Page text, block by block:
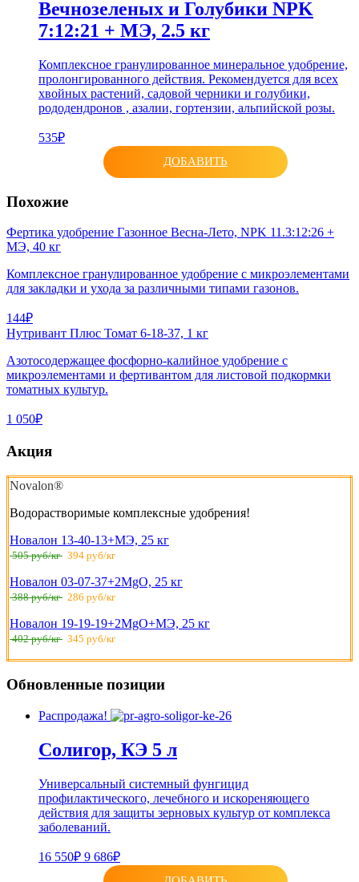
Вечнозеленых и Голубики NPK
7:12:21 + МЭ, 2.5 кг
Комплексное гранулированное минеральное удобрение,
пролонгированного действия. Рекомендуется для всех
хвойных растений, садовой черники и голубики,
рододендронов , азалии, гортензии, альпийской розы.
535₽
ДОБАВИТЬ
Похожие
Фертика удобрение Газонное Весна-Лето, NPK 11.3:12:26 +
МЭ, 40 кг
Комплексное гранулированное удобрение с микроэлементами
для закладки и ухода за различными типами газонов.
144₽
Нутривант Плюс Томат 6-18-37, 1 кг
Азотосодержащее фосфорно-калийное удобрение с
микроэлементами и фертивантом для листовой подкормки
томатных культур.
1 050₽
Акция
Novalon®
Водорастворимые комплексные удобрения!
Новалон 13-40-13+МЭ, 25 кг
505 руб/кг 394 руб/кг
Новалон 03-07-37+2MgO, 25 кг
388 руб/кг 286 руб/кг
Новалон 19-19-19+2MgO+МЭ, 25 кг
402 руб/кг 345 руб/кг
Обновленные позиции
Распродажа!
Солигор, КЭ 5 л
Универсальный системный фунгицид
профилактического, лечебного и искореняющего
действия для защиты зерновых культур от комплекса
заболеваний.
16 550₽ 9 686₽